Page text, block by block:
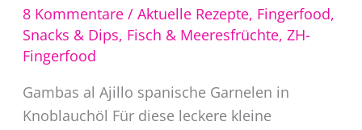
8 Kommentare / Aktuelle Rezepte, Fingerfood,
Snacks & Dips, Fisch & Meeresfrüchte, ZH-
Fingerfood
Gambas al Ajillo spanische Garnelen in
Knoblauchöl Für diese leckere kleine